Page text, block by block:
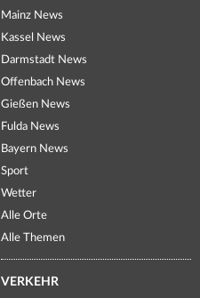
Mainz News
Kassel News
Darmstadt News
Offenbach News
Gießen News
Fulda News
Bayern News
Sport
Wetter
Alle Orte
Alle Themen
VERKEHR